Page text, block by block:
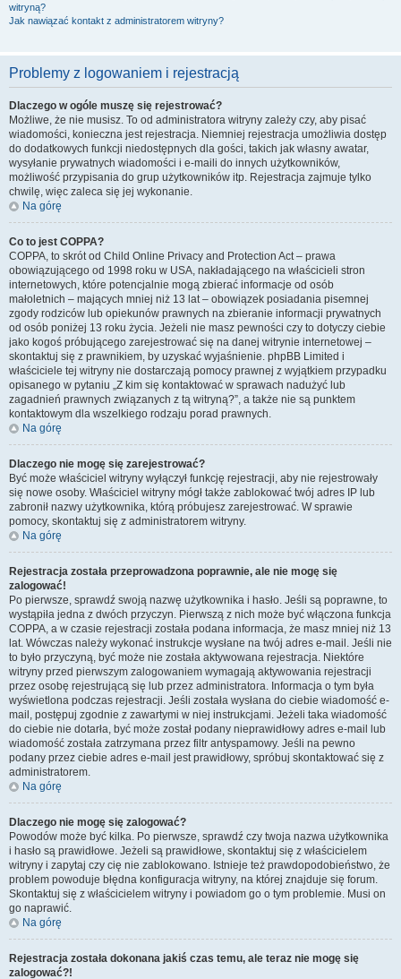
witryną?
Jak nawiązać kontakt z administratorem witryny?
Problemy z logowaniem i rejestracją
Dlaczego w ogóle muszę się rejestrować?
Możliwe, że nie musisz. To od administratora witryny zależy czy, aby pisać
wiadomości, konieczna jest rejestracja. Niemniej rejestracja umożliwia dostęp
do dodatkowych funkcji niedostępnych dla gości, takich jak własny awatar,
wysyłanie prywatnych wiadomości i e-maili do innych użytkowników,
możliwość przypisania do grup użytkowników itp. Rejestracja zajmuje tylko
chwilę, więc zaleca się jej wykonanie.
Na górę
Co to jest COPPA?
COPPA, to skrót od Child Online Privacy and Protection Act – prawa
obowiązującego od 1998 roku w USA, nakładającego na właścicieli stron
internetowych, które potencjalnie mogą zbierać informacje od osób
małoletnich – mających mniej niż 13 lat – obowiązek posiadania pisemnej
zgody rodziców lub opiekunów prawnych na zbieranie informacji prywatnych
od osób poniżej 13 roku życia. Jeżeli nie masz pewności czy to dotyczy ciebie
jako kogoś próbującego zarejestrować się na danej witrynie internetowej –
skontaktuj się z prawnikiem, by uzyskać wyjaśnienie. phpBB Limited i
właściciele tej witryny nie dostarczają pomocy prawnej z wyjątkiem przypadku
opisanego w pytaniu „Z kim się kontaktować w sprawach nadużyć lub
zagadnień prawnych związanych z tą witryną?”, a także nie są punktem
kontaktowym dla wszelkiego rodzaju porad prawnych.
Na górę
Dlaczego nie mogę się zarejestrować?
Być może właściciel witryny wyłączył funkcję rejestracji, aby nie rejestrowały
się nowe osoby. Właściciel witryny mógł także zablokować twój adres IP lub
zabronił nazwy użytkownika, którą próbujesz zarejestrować. W sprawie
pomocy, skontaktuj się z administratorem witryny.
Na górę
Rejestracja została przeprowadzona poprawnie, ale nie mogę się
zalogować!
Po pierwsze, sprawdź swoją nazwę użytkownika i hasło. Jeśli są poprawne, to
wystąpiła jedna z dwóch przyczyn. Pierwszą z nich może być włączona funkcja
COPPA, a w czasie rejestracji została podana informacja, że masz mniej niż 13
lat. Wówczas należy wykonać instrukcje wysłane na twój adres e-mail. Jeśli nie
to było przyczyną, być może nie została aktywowana rejestracja. Niektóre
witryny przed pierwszym zalogowaniem wymagają aktywowania rejestracji
przez osobę rejestrującą się lub przez administratora. Informacja o tym była
wyświetlona podczas rejestracji. Jeśli została wysłana do ciebie wiadomość e-
mail, postępuj zgodnie z zawartymi w niej instrukcjami. Jeżeli taka wiadomość
do ciebie nie dotarła, być może został podany nieprawidłowy adres e-mail lub
wiadomość została zatrzymana przez filtr antyspamowy. Jeśli na pewno
podany przez ciebie adres e-mail jest prawidłowy, spróbuj skontaktować się z
administratorem.
Na górę
Dlaczego nie mogę się zalogować?
Powodów może być kilka. Po pierwsze, sprawdź czy twoja nazwa użytkownika
i hasło są prawidłowe. Jeżeli są prawidłowe, skontaktuj się z właścicielem
witryny i zapytaj czy cię nie zablokowano. Istnieje też prawdopodobieństwo, że
problem powoduje błędna konfiguracja witryny, na której znajduje się forum.
Skontaktuj się z właścicielem witryny i powiadom go o tym problemie. Musi on
go naprawić.
Na górę
Rejestracja została dokonana jakiś czas temu, ale teraz nie mogę się
zalogować?!